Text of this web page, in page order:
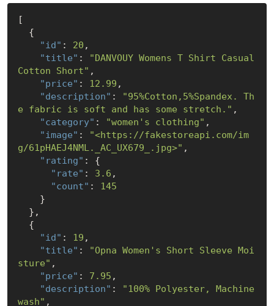
[
"id" : 20 ,
"title" :
"DANVOUY Womens T Shirt Casual
Cotton Short" ,
"price" : 12.99 ,
"description" :
"95%Cotton,5%Spandex. Th
e fabric is soft and has some stretch." ,
"category" : "women's clothing" ,
"image" :
"<https://fakestoreapi.com/im
g/61pHAEJ4NML._AC_UX679_.jpg>" ,
"rating" : {
"rate" : 3.6 ,
"count" : 145
"id" : 19 ,
"title" :
"Opna Women's Short Sleeve Moi
sture" ,
"price" : 7.95 ,
"description" :
"100% Polyester, Machine
wash" ,